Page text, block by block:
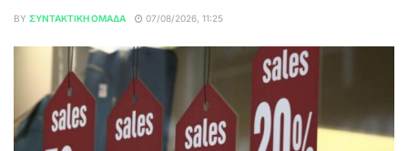
BY ΣΥΝΤΑΚΤΙΚΉ ΟΜΆΔΑ 07/08/2026, 11:25